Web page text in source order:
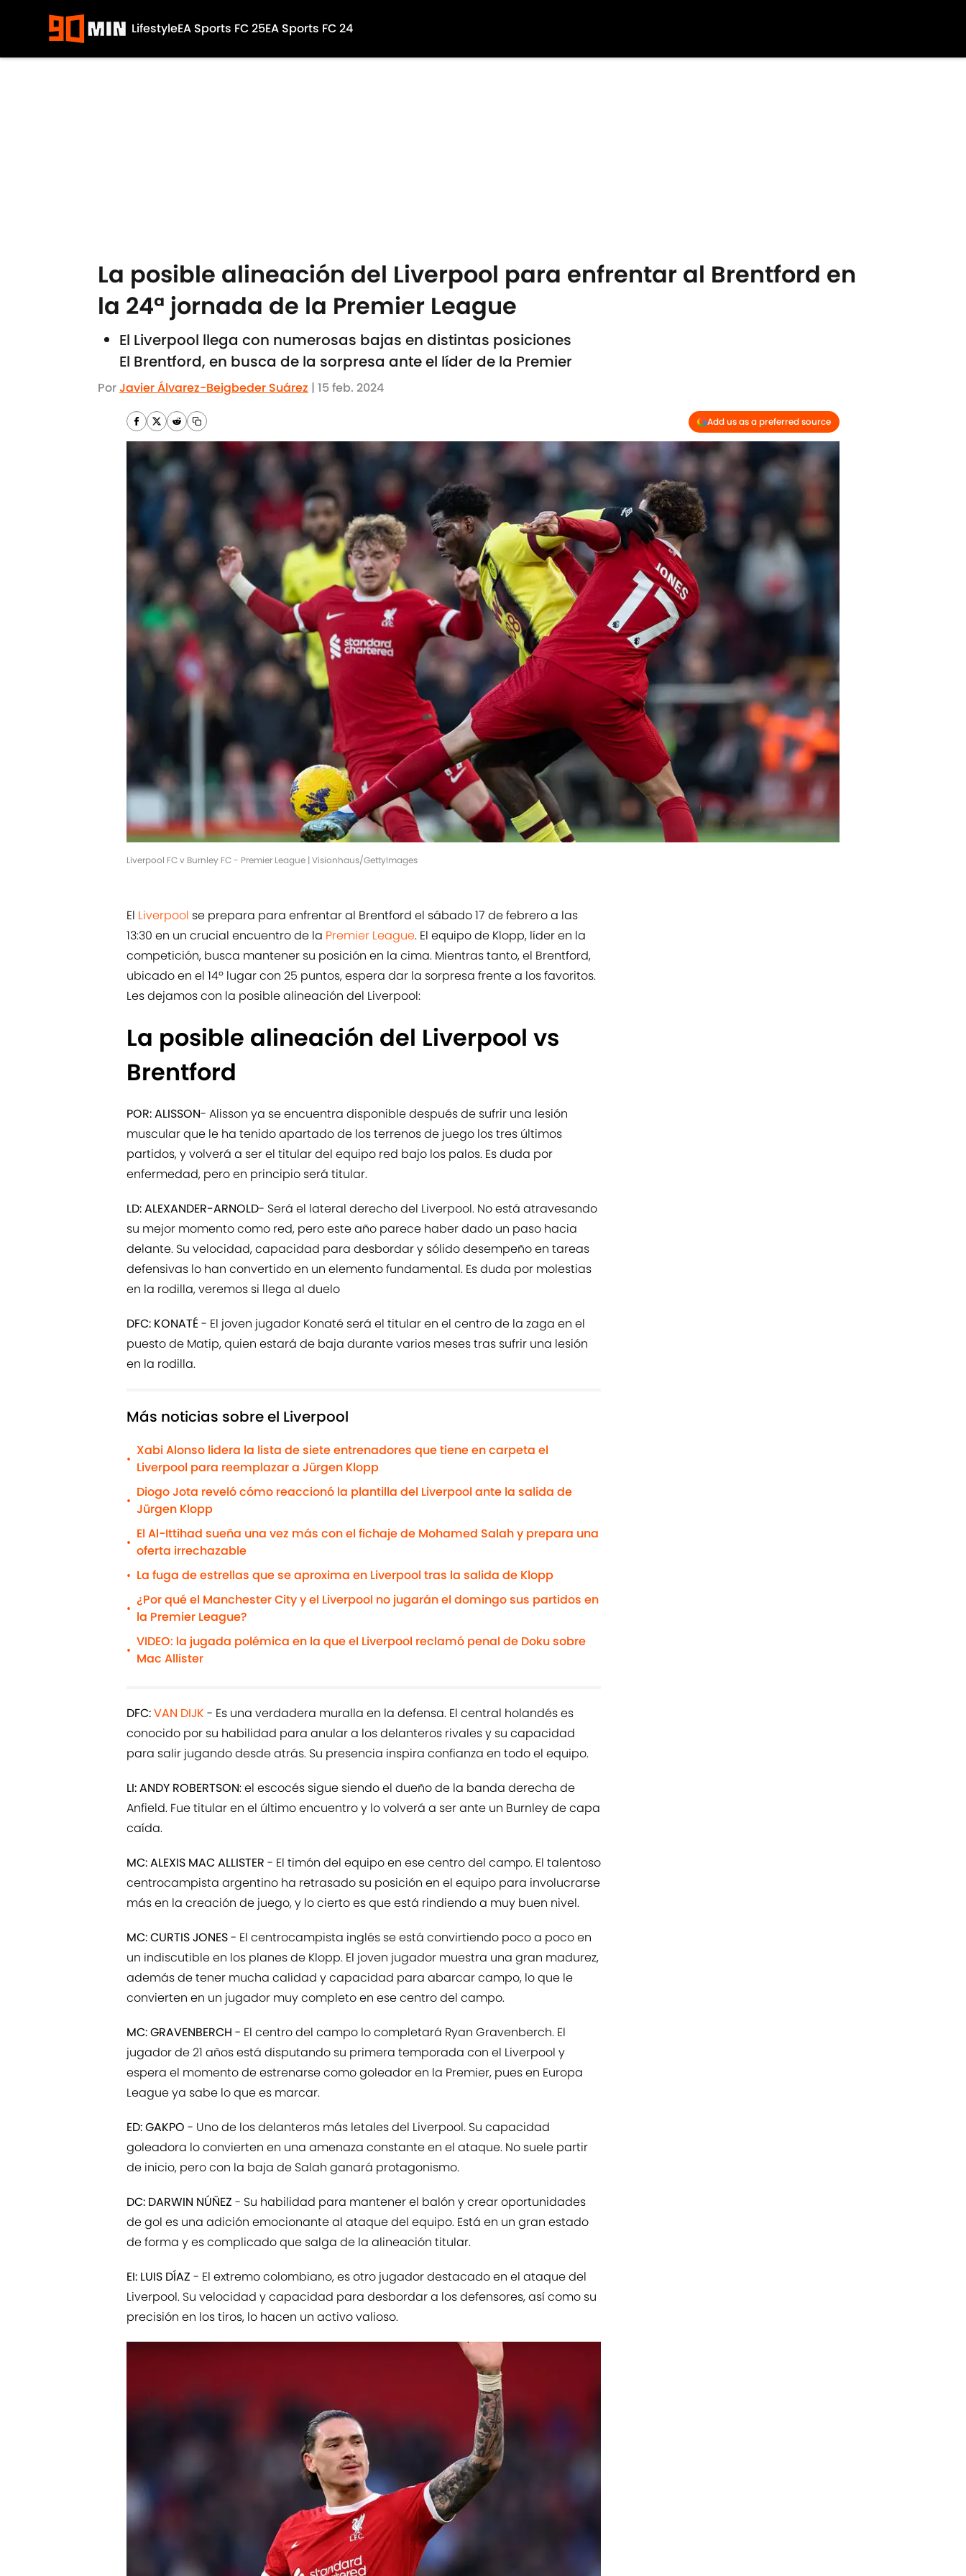
LifestyleEA Sports FC 25EA Sports FC 24
La posible alineación del Liverpool para enfrentar al Brentford en
la 24ª jornada de la Premier League
El Liverpool llega con numerosas bajas en distintas posiciones
El Brentford, en busca de la sorpresa ante el líder de la Premier
PorJavier Álvarez-Beigbeder Suárez | 15 feb. 2024
Add us as a preferred source
Liverpool FC v Burnley FC - Premier League | Visionhaus/GettyImages
El Liverpool se prepara para enfrentar al Brentford el sábado 17 de febrero a las
13:30 en un crucial encuentro de la Premier League. El equipo de Klopp, líder en la
competición, busca mantener su posición en la cima. Mientras tanto, el Brentford,
ubicado en el 14º lugar con 25 puntos, espera dar la sorpresa frente a los favoritos.
Les dejamos con la posible alineación del Liverpool:
La posible alineación del Liverpool vs
Brentford
POR: ALISSON- Alisson ya se encuentra disponible después de sufrir una lesión
muscular que le ha tenido apartado de los terrenos de juego los tres últimos
partidos, y volverá a ser el titular del equipo red bajo los palos. Es duda por
enfermedad, pero en principio será titular.
LD: ALEXANDER-ARNOLD- Será el lateral derecho del Liverpool. No está atravesando
su mejor momento como red, pero este año parece haber dado un paso hacia
delante. Su velocidad, capacidad para desbordar y sólido desempeño en tareas
defensivas lo han convertido en un elemento fundamental. Es duda por molestias
en la rodilla, veremos si llega al duelo
DFC: KONATÉ- El joven jugador Konaté será el titular en el centro de la zaga en el
puesto de Matip, quien estará de baja durante varios meses tras sufrir una lesión
en la rodilla.
Más noticias sobre el Liverpool
•
Xabi Alonso lidera la lista de siete entrenadores que tiene en carpeta el
Liverpool para reemplazar a Jürgen Klopp
•
Diogo Jota reveló cómo reaccionó la plantilla del Liverpool ante la salida de
Jürgen Klopp
•
El Al-Ittihad sueña una vez más con el fichaje de Mohamed Salah y prepara una
oferta irrechazable
• La fuga de estrellas que se aproxima en Liverpool tras la salida de Klopp
•
¿Por qué el Manchester City y el Liverpool no jugarán el domingo sus partidos en
la Premier League?
•
VIDEO: la jugada polémica en la que el Liverpool reclamó penal de Doku sobre
Mac Allister
DFC:VAN DIJK - Es una verdadera muralla en la defensa. El central holandés es
conocido por su habilidad para anular a los delanteros rivales y su capacidad
para salir jugando desde atrás. Su presencia inspira confianza en todo el equipo.
LI: ANDY ROBERTSON: el escocés sigue siendo el dueño de la banda derecha de
Anfield. Fue titular en el último encuentro y lo volverá a ser ante un Burnley de capa
caída.
MC: ALEXIS MAC ALLISTER - El timón del equipo en ese centro del campo. El talentoso
centrocampista argentino ha retrasado su posición en el equipo para involucrarse
más en la creación de juego, y lo cierto es que está rindiendo a muy buen nivel.
MC: CURTIS JONES- El centrocampista inglés se está convirtiendo poco a poco en
un indiscutible en los planes de Klopp. El joven jugador muestra una gran madurez,
además de tener mucha calidad y capacidad para abarcar campo, lo que le
convierten en un jugador muy completo en ese centro del campo.
MC: GRAVENBERCH - El centro del campo lo completará Ryan Gravenberch. El
jugador de 21 años está disputando su primera temporada con el Liverpool y
espera el momento de estrenarse como goleador en la Premier, pues en Europa
League ya sabe lo que es marcar.
ED: GAKPO - Uno de los delanteros más letales del Liverpool. Su capacidad
goleadora lo convierten en una amenaza constante en el ataque. No suele partir
de inicio, pero con la baja de Salah ganará protagonismo.
DC: DARWIN NÚÑEZ - Su habilidad para mantener el balón y crear oportunidades
de gol es una adición emocionante al ataque del equipo. Está en un gran estado
de forma y es complicado que salga de la alineación titular.
EI: LUIS DÍAZ - El extremo colombiano, es otro jugador destacado en el ataque del
Liverpool. Su velocidad y capacidad para desbordar a los defensores, así como su
precisión en los tiros, lo hacen un activo valioso.